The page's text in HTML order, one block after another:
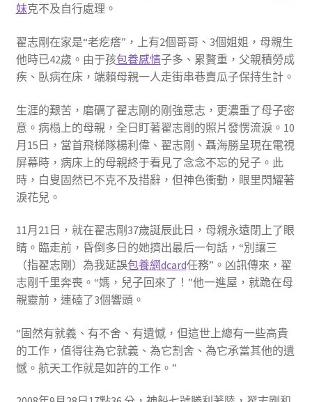
妹克不及自行處理。
翟志剛在家是“老疙瘩”，上有2個哥哥、3個姐姐，母親生
他時已42歲。由于孩包養感情子多、累贅重，父親積勞成
疾、臥病在床，端賴母親一人走街串巷賣瓜子保持生計。
生涯的艱苦，磨礪了翟志剛的剛強意志，更濃重了母子密
意。病榻上的母親，全日盯著翟志剛的照片發愣流淚。10
月15日，當首飛梯隊楊利偉、翟志剛、聶海勝呈現在電視
屏幕時，病床上的母親終于看見了念念不忘的兒子。此
時，白叟固然已不克不及措辭，但神色衝動，眼里閃耀著
淚花兒。
11月21日，就在翟志剛37歲誕辰此日，母親永遠閉上了眼
睛。臨走前，昏倒多日的她擠出最后一句話，“別讓三
（指翟志剛）為我延誤包養網dcard任務”。凶訊傳來，翟
志剛千里奔喪。“媽，兒子回來了！”他一進屋，就跪在母
親靈前，連磕了3個響頭。
“固然有就義、有不舍、有遺憾，但這世上總有一些高貴
的工作，值得往為它就義、為它割舍、為它承當其他的遺
憾。航天工作就是如許的工作。”